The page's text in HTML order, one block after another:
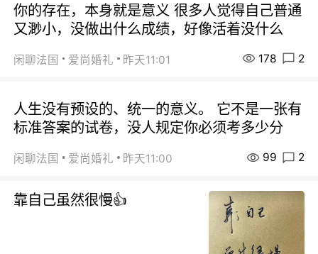
你的存在，本身就是意义 很多人觉得自己普通
又渺小，没做出什么成绩，好像活着没什么
闲聊法国 爱尚婚礼 昨天11:01 178 2
人生没有预设的、统一的意义。 它不是一张有
标准答案的试卷，没人规定你必须考多少分
闲聊法国 爱尚婚礼 昨天11:00 99 2
靠自己虽然很慢👍